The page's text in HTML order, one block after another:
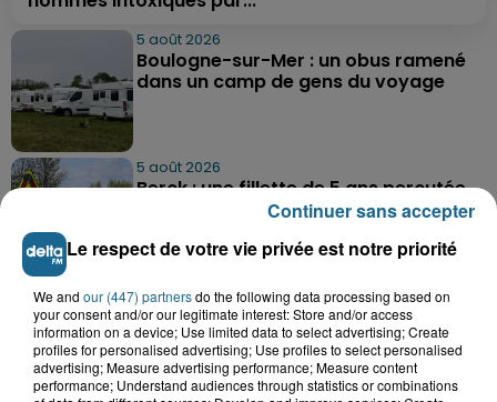
5 août 2026
Boulogne-sur-Mer : un obus ramené
dans un camp de gens du voyage
5 août 2026
Berck : une fillette de 5 ans percutée
par une voiture
5 août 2026
Bergues : le feu d'artifice du 15-Août
annulé en raison de la...
Le respect de votre vie privée est notre priorité
We and our (447) partnersdo the following data processing based on
your consent and/or our legitimate interest: Store and/or access
information on a device; Use limited data to select advertising; Create
profiles for personalised advertising; Use profiles to select personalised
advertising; Measure advertising performance; Measure content
performance; Understand audiences through statistics or combinations
Continuer sans accepter